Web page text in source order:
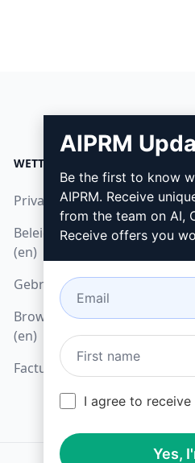
WETTELIJK
Privacybeleid (en)
Beleid voor acceptabel
(en)
Gebruiksvoorwaarden (en)
(en)
Factureringsvoorwaarden (en)
AIPRM
Be the first to know
AIPRM. Receive
from the team on AI,
Receive offers you
I agree to receive
Yes,